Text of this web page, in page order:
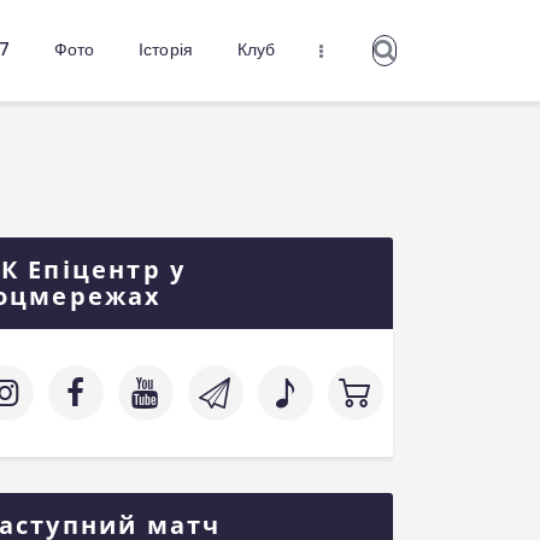
Фото Історія Клуб
Епіцентр у
матч